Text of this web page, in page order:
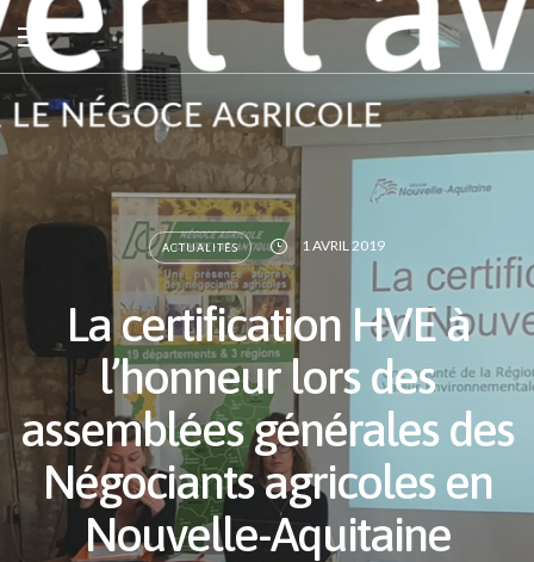
ACTUALITÉS 1 AVRIL 2019
La certification HVE à
l’honneur lors des
assemblées générales des
Négociants agricoles en
Nouvelle-Aquitaine